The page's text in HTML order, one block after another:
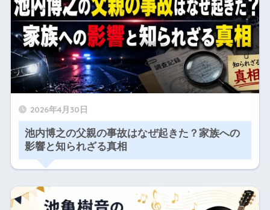
2026年4月30日
池内博之の父親の事故はなぜ起きた？家族への
影響と知られざる真相